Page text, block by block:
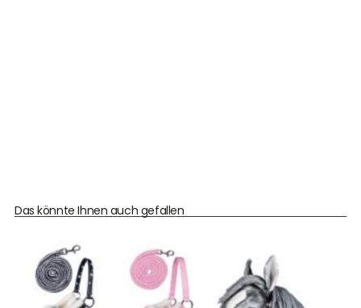
Das könnte Ihnen auch gefallen